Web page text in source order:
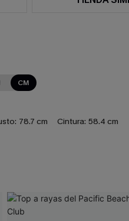
CM
78.7 cm Cintura: 58.4 cm